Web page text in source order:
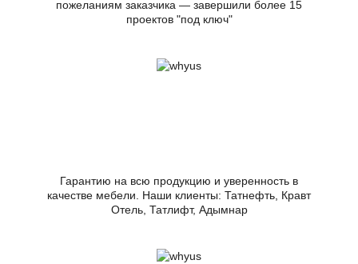
пожеланиям заказчика — завершили более 15
проектов "под ключ"
Гарантию на всю продукцию и уверенность в
качестве мебели. Наши клиенты: Татнефть, Кравт
Отель, Татлифт, Адымнар